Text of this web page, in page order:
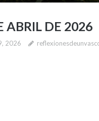
ABRIL DE 2026
2026